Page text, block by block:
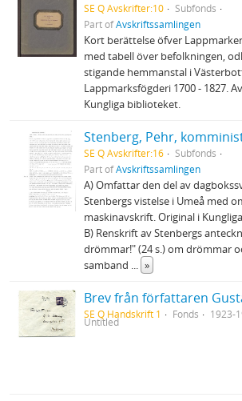
SE Q Avskrifter:10
Subfonds
Part ofAvskriftssamlingen
Kort berättelse öfver
med tabell över befolkningen,
stigande hemmanstal i
Lappmarksfögderi 1700 - 1827.
Kungliga biblioteket.
SE Q Avskrifter:16
Subfonds
Part ofAvskriftssamlingen
A) Omfattar den del av
Stenbergs vistelse i Umeå med
maskinavskrift. Original i
B) Renskrift av Stenbergs
drömmar!" (24 s.) om drömmar
samband ... »
SE Q Handskrift 1 Fonds 1923-
Untitled